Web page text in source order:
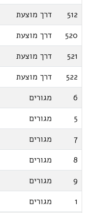
512
דרך מוצעת
520
דרך מוצעת
521
דרך מוצעת
522
דרך מוצעת
6
מגורים
5
מגורים
7
מגורים
8
מגורים
9
מגורים
1
מגורים